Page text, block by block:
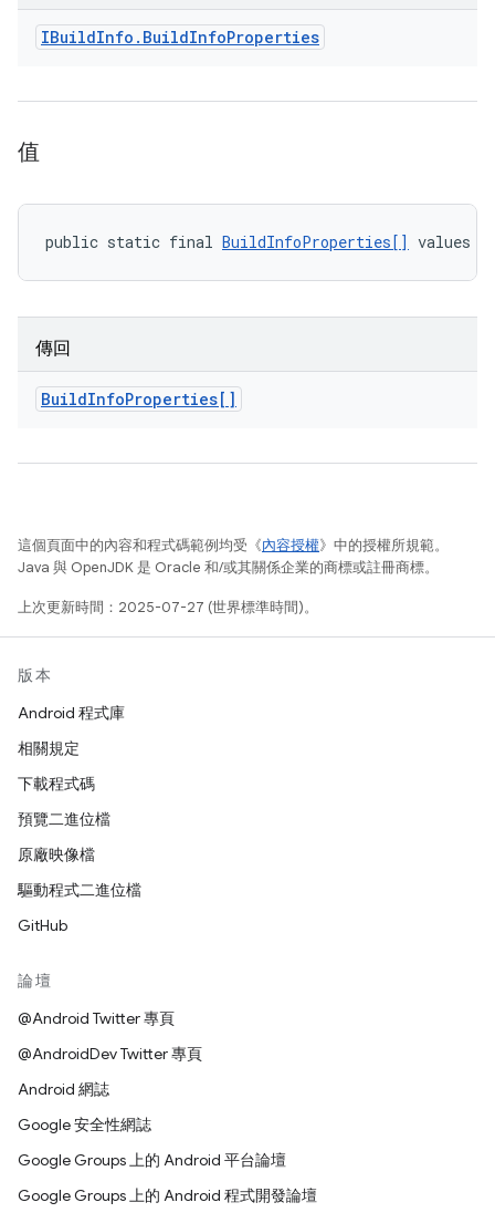
IBuildInfo . BuildInfoProperties
值
public static final BuildInfoProperties[] values
傳回
BuildInfoProperties[]
這個頁面中的內容和程式碼範例均受《內容授權》中的授權所規範。
Java 與 OpenJDK 是 Oracle 和/或其關係企業的商標或註冊商標。
上次更新時間：2025-07-27 (世界標準時間)。
版本
Android 程式庫
相關規定
下載程式碼
預覽二進位檔
原廠映像檔
驅動程式二進位檔
GitHub
論壇
@Android Twitter 專頁
@AndroidDev Twitter 專頁
Android 網誌
Google 安全性網誌
Google Groups 上的 Android 平台論壇
Google Groups 上的 Android 程式開發論壇